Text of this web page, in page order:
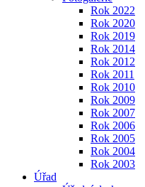
Rok 2022
Rok 2020
Rok 2019
Rok 2014
Rok 2012
Rok 2011
Rok 2010
Rok 2009
Rok 2007
Rok 2006
Rok 2005
Rok 2004
Rok 2003
Úřad